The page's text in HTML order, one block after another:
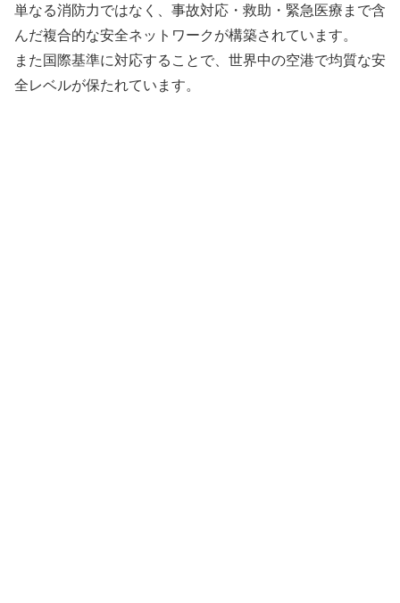
単なる消防力ではなく、事故対応・救助・緊急医療まで含
んだ複合的な安全ネットワークが構築されています。
また国際基準に対応することで、世界中の空港で均質な安
全レベルが保たれています。